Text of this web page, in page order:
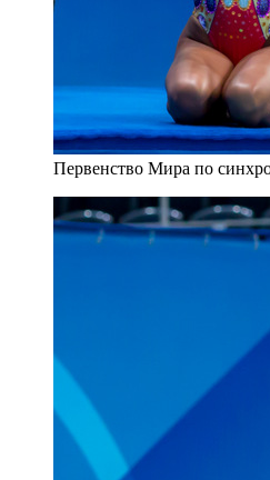
Первенство Мира по